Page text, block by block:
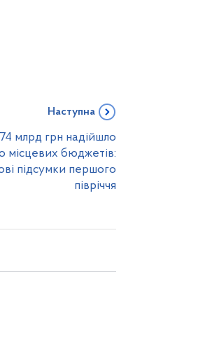
Наступна
млрд грн надійшло
місцевих бюджетів:
підсумки першого
півріччя